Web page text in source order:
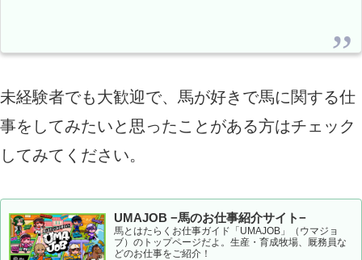
未経験者でも大歓迎で、馬が好きで馬に関する仕
事をしてみたいと思ったことがある方はチェック
してみてください。
UMAJOB −馬のお仕事紹介サイト−
馬とはたらくお仕事ガイド「UMAJOB」（ウマジョ
ブ）のトップページだよ。生産・育成牧場、厩務員な
どのお仕事をご紹介！